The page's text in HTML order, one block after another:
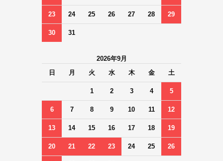
23 24 25 26 27 28 29
30 31
2026年9月
日
月 火 水 木 金 土
1 2 3 4 5
6 7 8 9 10 11 12
13 14 15 16 17 18 19
20 21 22 23 24 25 26